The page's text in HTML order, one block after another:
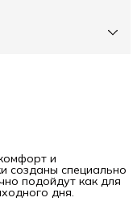
и
созданы специально
подойдут как для
дня.